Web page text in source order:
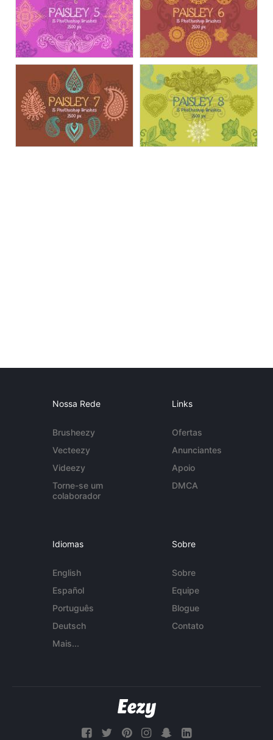
Nossa Rede
Brusheezy
Vecteezy
Videezy
Torne-se um
colaborador
Links
Ofertas
Anunciantes
Apoio
DMCA
Idiomas
English
Español
Português
Deutsch
Mais...
Sobre
Sobre
Equipe
Blogue
Contato